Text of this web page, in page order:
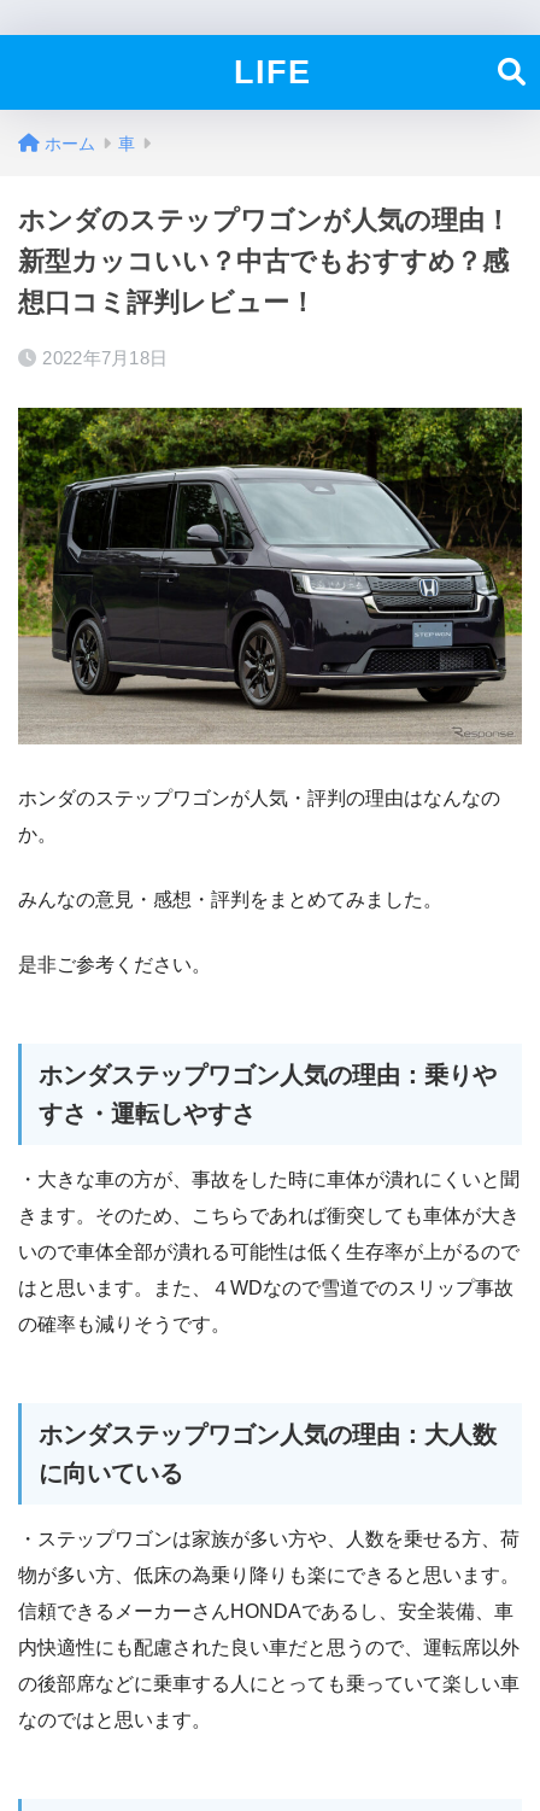
LIFE
ホーム 車
ホンダのステップワゴンが人気の理由！
新型カッコいい？中古でもおすすめ？感
想口コミ評判レビュー！
2022年7月18日
ホンダのステップワゴンが人気・評判の理由はなんなの
か。
みんなの意見・感想・評判をまとめてみました。
是非ご参考ください。
ホンダステップワゴン人気の理由：乗りや
すさ・運転しやすさ
・大きな車の方が、事故をした時に車体が潰れにくいと聞
きます。そのため、こちらであれば衝突しても車体が大き
いので車体全部が潰れる可能性は低く生存率が上がるので
はと思います。また、４WDなので雪道でのスリップ事故
の確率も減りそうです。
ホンダステップワゴン人気の理由：大人数
に向いている
・ステップワゴンは家族が多い方や、人数を乗せる方、荷
物が多い方、低床の為乗り降りも楽にできると思います。
信頼できるメーカーさんHONDAであるし、安全装備、車
内快適性にも配慮された良い車だと思うので、運転席以外
の後部席などに乗車する人にとっても乗っていて楽しい車
なのではと思います。